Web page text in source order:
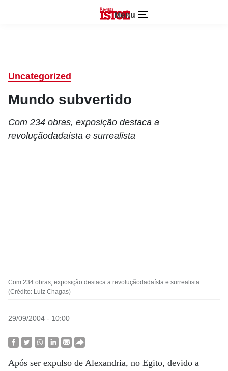
Menu
Uncategorized
Mundo subvertido
Com 234 obras, exposição destaca a
revoluçãodadaísta e surrealista
Com 234 obras, exposição destaca a revoluçãodadaísta e surrealista
(Crédito: Luiz Chagas)
29/09/2004 - 10:00
Após ser expulso de Alexandria, no Egito, devido a